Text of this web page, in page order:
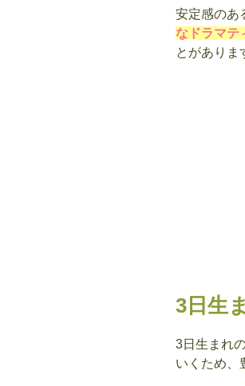
安定感のあ
なドラマテ
とがありま
3日生
3日生まれ
いくため、